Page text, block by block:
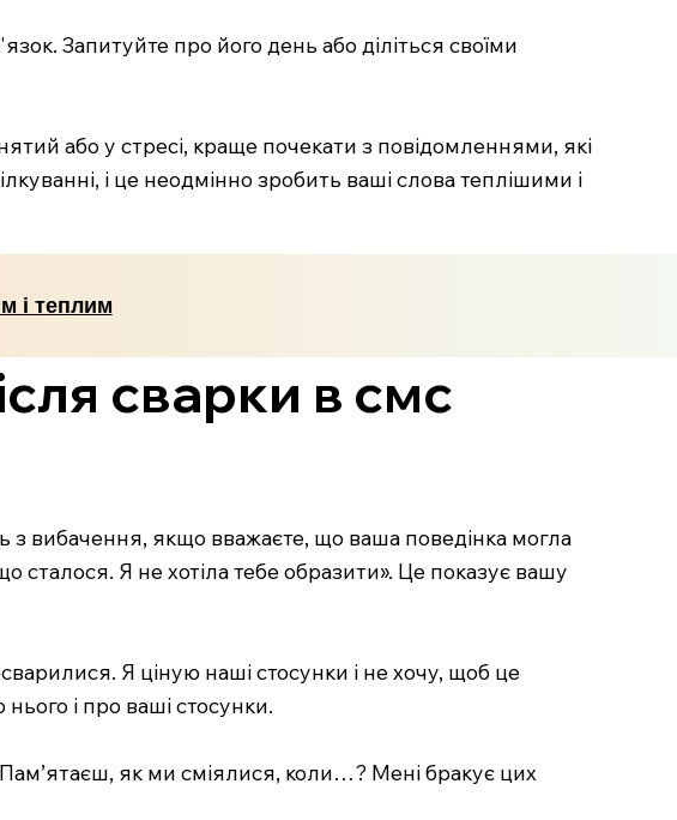
Запитуйте про його день або діліться своїми
або у стресі, краще почекати з повідомленнями, які
і це неодмінно зробить ваші слова теплішими і
і теплим
сварки в смс
з вибачення, якщо вважаєте, що ваша поведінка могла
сталося. Я не хотіла тебе образити». Це показує вашу
Я ціную наші стосунки і не хочу, щоб це
і про ваші стосунки.
як ми сміялися, коли…? Мені бракує цих